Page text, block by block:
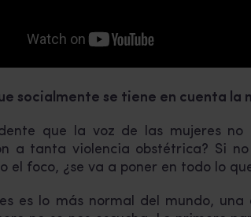
socialmente se tiene en cuenta la
que la voz de las mujeres
a tanta violencia obstétrica? Si
el foco, ¿se va a poner en todo lo
es lo más normal del mundo,